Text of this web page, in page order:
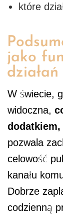
które
jako
W świecie,
widoczna,
dodatkiem,
pozwala
celowość
kanału
Dobrze
codzienną